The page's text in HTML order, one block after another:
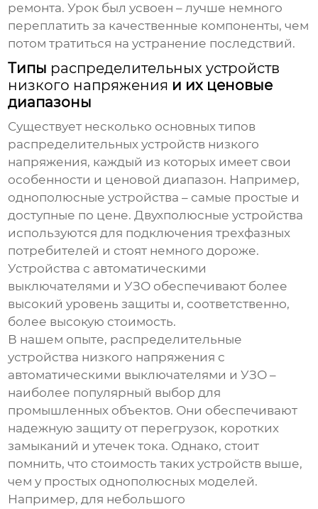
ремонта. Урок был усвоен – лучше немного
переплатить за качественные компоненты, чем
потом тратиться на устранение последствий.
Типы распределительных устройств
низкого напряжения и их ценовые
диапазоны
Существует несколько основных типов
распределительных устройств низкого
напряжения, каждый из которых имеет свои
особенности и ценовой диапазон. Например,
однополюсные устройства – самые простые и
доступные по цене. Двухполюсные устройства
используются для подключения трехфазных
потребителей и стоят немного дороже.
Устройства с автоматическими
выключателями и УЗО обеспечивают более
высокий уровень защиты и, соответственно,
более высокую стоимость.
В нашем опыте, распределительные
устройства низкого напряжения с
автоматическими выключателями и УЗО –
наиболее популярный выбор для
промышленных объектов. Они обеспечивают
надежную защиту от перегрузок, коротких
замыканий и утечек тока. Однако, стоит
помнить, что стоимость таких устройств выше,
чем у простых однополюсных моделей.
Например, для небольшого